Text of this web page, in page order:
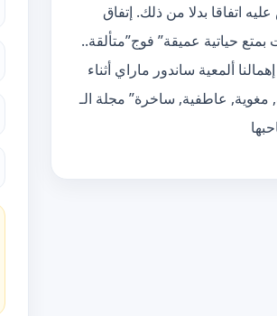
اتفاقا بدلا من ذلك. إتفاق
حياتية عميقة” فوج”متألقة..
ألمعية ساندور ماراي أثناء
مغوية, عاطفية, ساخرة” مجلة الـ